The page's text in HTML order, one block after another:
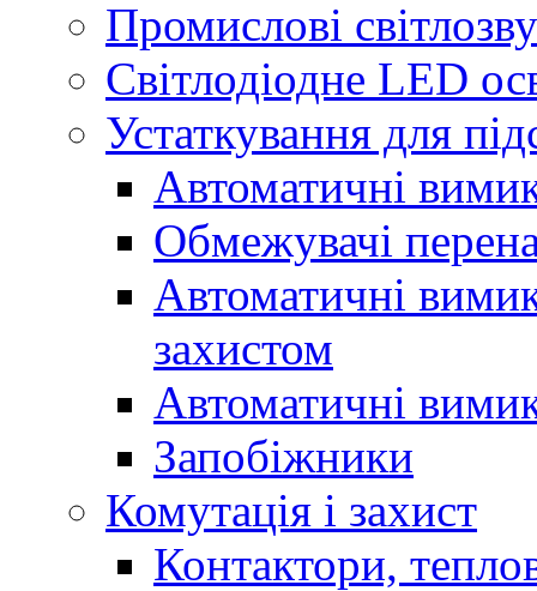
Промислові
Світлодіодне LED
Устаткування для
Автоматичні
Обмежувачі
Автоматичні
захистом
Автоматичні
Запобіжники
Комутація і захист
Контактори,